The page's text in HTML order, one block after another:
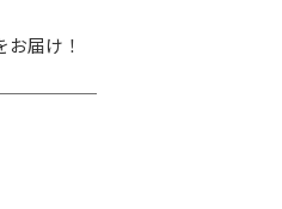
届け！